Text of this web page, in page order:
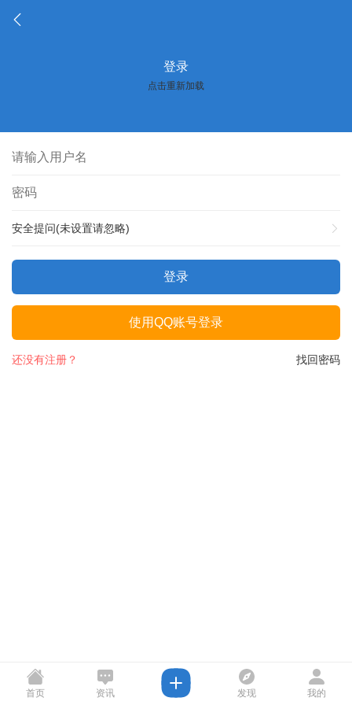
登录
点击重新加载
安全提问(未设置请忽略)
登录
使用QQ账号登录
找回密码
还没有注册？
首页 资讯 发现 我的